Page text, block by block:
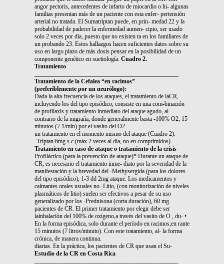
angor pectoris, antecedentes de infarto de miocardio o hi- algunas
familias presentan más de un paciente con esta enfer- pertensión
arterial no tratada. El Sumatriptan puede, en prin- medad 22 y la
probabilidad de padecer la enfermedad aumen- cipio, ser usado
solo 2 veces por día, puesto que no existen ta en los familiares de
un probando 23. Estos hallazgos hacen suficientes datos sobre su
uso en largo plazo de más dosis pensar en la posibilidad de un
componente genético en suetiología. Cuadro 2.
Tratamiento
Tratamiento de la Cefalea “en racimos”
(preferiblemente por un neurólogo):
Dada la alta frecuencia de los ataques, el tratamiento de laCR,
incluyendo los del tipo episódico, consiste en una com-binación
de profilaxis y tratamiento inmediato del ataque agudo, al
contrario de la migraña, donde generalmente basta -100% O2, 15
minutos (7 1/min) por el vasito del O2.
un tratamiento en el momento mismo del ataque (Cuadro 2).
-Triptan 6mg s.c.(máx.2 veces al día, no en comprimidos)
Tratamiento en caso de ataque o tratamiento de la crisis
Profiláctico (para la prevención de ataque)* Durante un ataque de
CR, es necesario el tratamiento inme- diato por la severidad de la
manifestación y la brevedad del -Methysergida (para los dolores
del tipo episódico), 1-3 dd 2mg ataque. Los medicamentos y
calmantes orales usuales no -Litio, (con monitorización de niveles
plasmáticos de litio) suelen ser efectivos a pesar de su uso
generalizado por los -Prednisona (corta duración), 60 mg.
pacientes de CR. El primer tratamiento por elegir debe ser
lainhalación del 100% de oxígeno,a través del vasito de O , du- •
En la forma episódica, solo durante el período en racimos;en rante
15 minutos (7 litros/minuto). Con este tratamiento, al- la forma
crónica, de manera continua.
diarias. En la práctica, los pacientes de CR que usan el Su-
Estudio de la CR en Costa Rica